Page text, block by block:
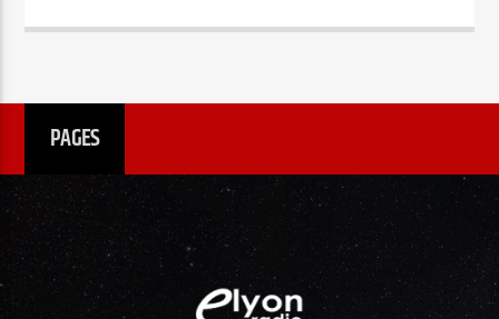
Radio Elyon
Elyon Rhema
Elyon Hits
PAGES